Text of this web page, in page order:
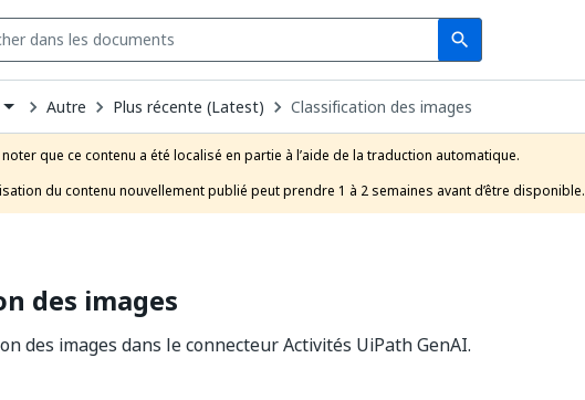
search
Search
Autre Plus récente (Latest) Classification des images
noter que ce contenu a été localisé en partie à l’aide de la traduction automatique.
du contenu nouvellement publié peut prendre 1 à 2 semaines avant d’être disponible.
des images
des images dans le connecteur Activités UiPath GenAI.